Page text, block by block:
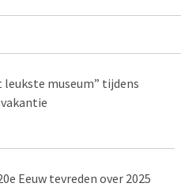
leukste museum” tijdens
Eeuw tevreden over 2025